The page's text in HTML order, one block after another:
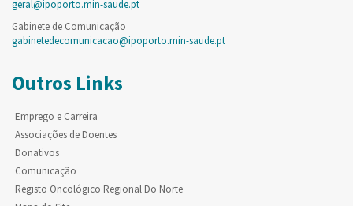
geral@ipoporto.min-saude.pt
Gabinete de Comunicação
gabinetedecomunicacao@ipoporto.min-saude.pt
Outros Links
Emprego e Carreira
Associações de Doentes
Donativos
Comunicação
Registo Oncológico Regional Do Norte